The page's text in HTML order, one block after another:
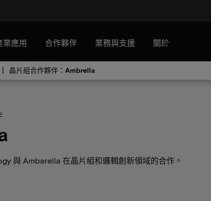
業應用 合作夥伴 業務與支援 關於
晶片組合作夥伴：Ambrella
與 Ambarella 在晶片組和邏輯創新領域的合作。